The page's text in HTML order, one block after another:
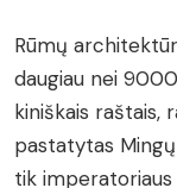
Rūmų
daugiau nei
kiniškais raštais,
pastatytas
tik